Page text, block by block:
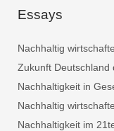
Essays
Nachhaltig
Zukunft Deutschland
Nachhaltigkeit in
Nachhaltig
Nachhaltigkeit im